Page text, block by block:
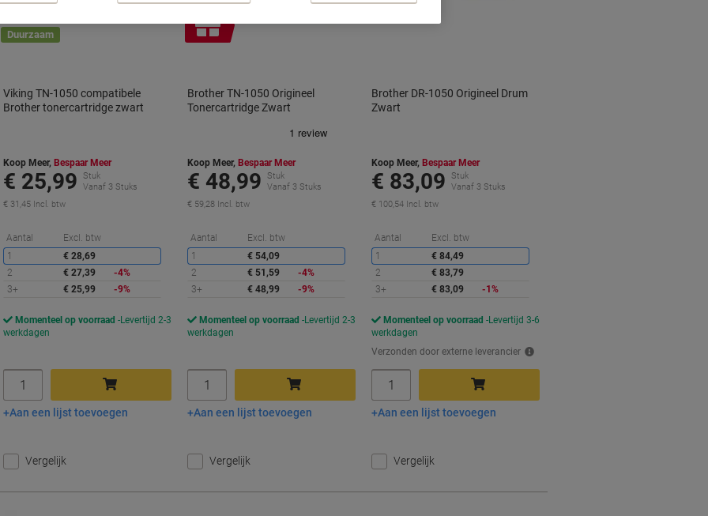
Duurzaam
Viking TN-1050 compatibele
Brother tonercartridge zwart
Koop Meer, Bespaar Meer
€ 25,99
Stuk
Vanaf 3 Stuks
€ 31,45 Incl. btw
Aantal Excl. btw
Korting
1
€ 28,69
2
€ 27,39
-4%
3+
€ 25,99 -9%
Momenteel op voorraad
Levertijd 2-3
werkdagen
In winkelwagen
Aan een lijst toevoegen
Vergelijk
Geschenk
Brother TN-1050 Origineel
Tonercartridge Zwart
Koop Meer, Bespaar Meer
€ 48,99
Stuk
Vanaf 3 Stuks
€ 59,28 Incl. btw
Aantal Excl. btw
Korting
1
€ 54,09
2
€ 51,59
-4%
3+
€ 48,99 -9%
Momenteel op voorraad
Levertijd 2-3
werkdagen
In winkelwagen
Aan een lijst toevoegen
Vergelijk
Brother DR-1050 Origineel Drum
Zwart
Koop Meer, Bespaar Meer
€ 83,09
Stuk
Vanaf 3 Stuks
€ 100,54 Incl. btw
Aantal Excl. btw
1
€ 84,49
2
€ 83,79
3+
€ 83,09 -1%
Momenteel op voorraad
Levertijd 3-6
werkdagen
Verzonden door externe leverancier
In winkelwagen
Aan een lijst toevoegen
Vergelijk